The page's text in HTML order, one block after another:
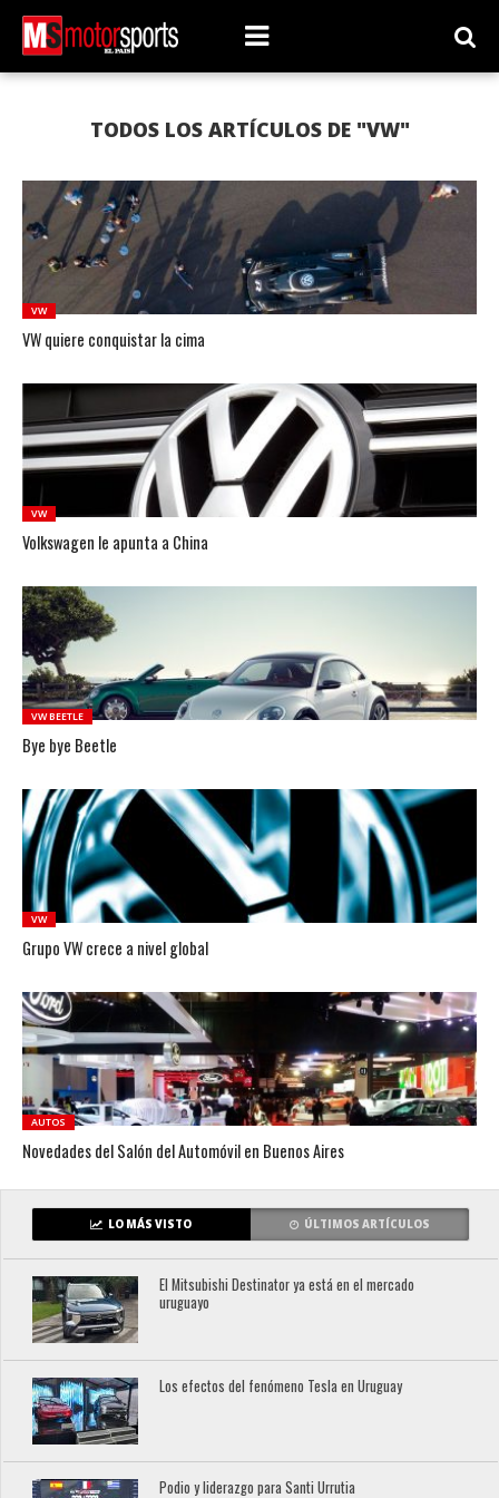
TODOS LOS ARTÍCULOS DE "VW"
VW
VW quiere conquistar la cima
VW
Volkswagen le apunta a China
VW BEETLE
Bye bye Beetle
VW
Grupo VW crece a nivel global
AUTOS
Novedades del Salón del Automóvil en Buenos Aires
LO MÁS VISTO ÚLTIMOS ARTÍCULOS
El Mitsubishi Destinator ya está en el mercado
uruguayo
Los efectos del fenómeno Tesla en Uruguay
Podio y liderazgo para Santi Urrutia